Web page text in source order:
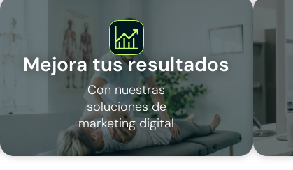
Mejora tus resultados
Con nuestras
soluciones de
marketing digital